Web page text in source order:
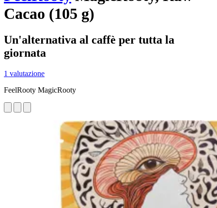
Cacao (105 g)
Un'alternativa al caffè per tutta la
giornata
1 valutazione
FeelRooty MagicRooty